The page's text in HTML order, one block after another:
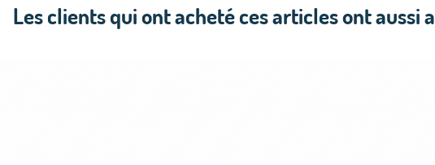
Les clients qui ont acheté ces articles ont aussi